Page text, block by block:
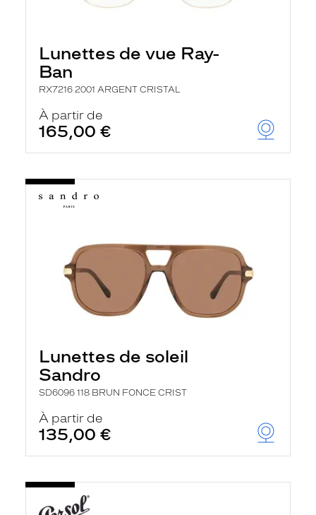
Lunettes de vue Ray-
Ban
RX7216 2001 ARGENT CRISTAL
À partir de
165,00 €
Lunettes de soleil
Sandro
SD6096 118 BRUN FONCE CRIST
À partir de
135,00 €